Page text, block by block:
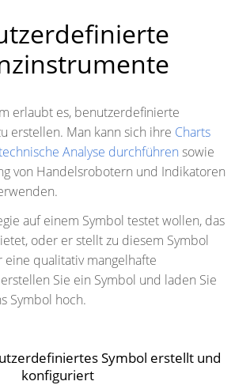
erlaubt es, benutzerdefinierte
erstellen. Man kann sich ihre Charts
Analyse durchführen sowie
von Handelsrobotern und Indikatoren
auf einem Symbol testet wollen, das
oder er stellt zu diesem Symbol
qualitativ mangelhafte
Sie ein Symbol und laden Sie
Symbol hoch.
Symbol erstellt und
konfiguriert